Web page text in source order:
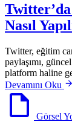
Nasıl
Twitter, eğitim
paylaşımı,
platform haline
Devamını Oku
Görsel